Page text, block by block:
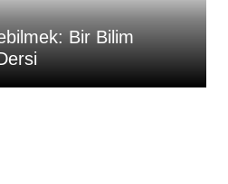
Bir Bilim